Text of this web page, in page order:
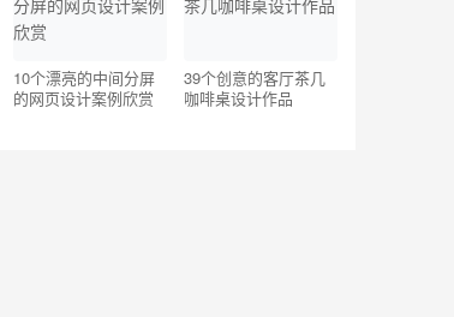
10个漂亮的中间分屏
的网页设计案例欣赏
39个创意的客厅茶几
咖啡桌设计作品